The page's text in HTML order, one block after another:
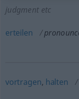
judgmentetc
erteilen
vortragen, halten